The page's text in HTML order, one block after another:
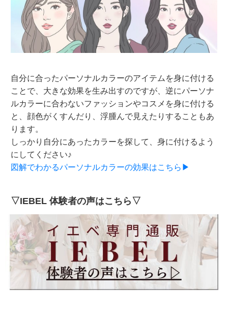
自分に合ったパーソナルカラーのアイテムを身に付ける
ことで、大きな効果を生み出すのですが、逆にパーソナ
ルカラーに合わないファッションやコスメを身に付ける
と、顔色がくすんだり、浮腫んで見えたりすることもあ
ります。
しっかり自分にあったカラーを探して、身に付けるよう
にしてください♪
図解でわかるパーソナルカラーの効果はこちら▶
▽IEBEL 体験者の声はこちら▽